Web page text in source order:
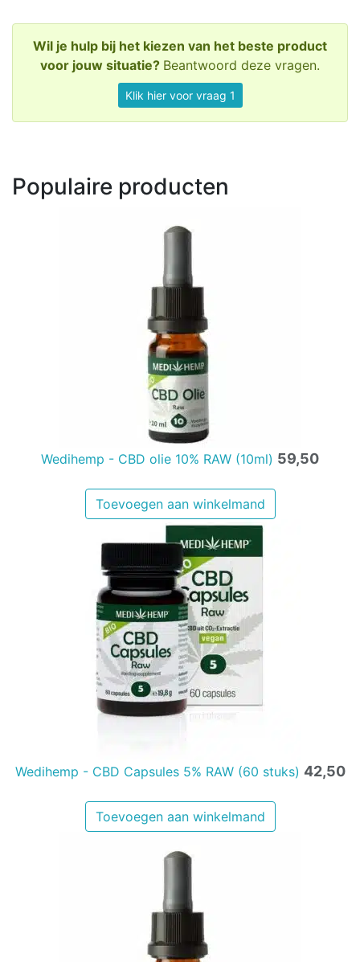
Wil je hulp bij het kiezen van het beste product
voor jouw situatie? Beantwoord deze vragen.
Klik hier voor vraag 1
Populaire producten
Wedihemp - CBD olie 10% RAW (10ml) 59,50
Toevoegen aan winkelmand
Wedihemp - CBD Capsules 5% RAW (60 stuks) 42,50
Toevoegen aan winkelmand